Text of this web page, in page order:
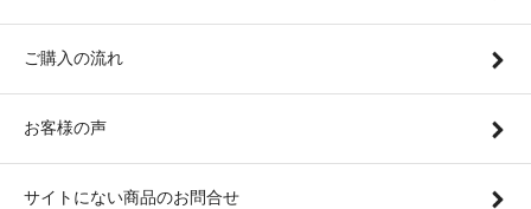
ご購入の流れ
お客様の声
サイトにない商品のお問合せ